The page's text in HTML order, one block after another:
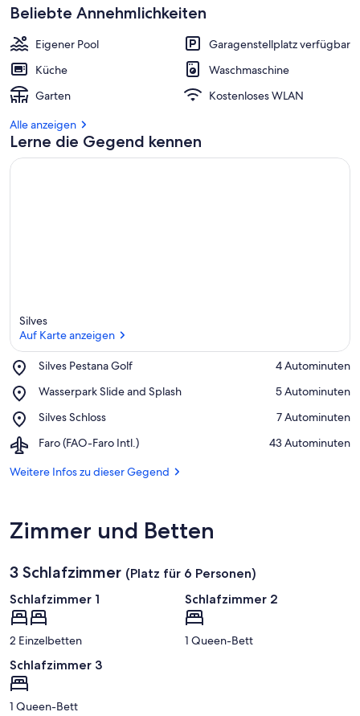
Beliebte Annehmlichkeiten
Eigener Pool
Garagenstellplatz verfügbar
Küche
Waschmaschine
Garten
Kostenloses WLAN
Alle anzeigen
Lerne die Gegend kennen
Silves
Auf Karte anzeigen
Silves Pestana Golf
Place,
Pestana
‪4 Autominuten‬
Wasserpark Slide and Splash
Place,
Slide
Splash
‪5 Autominuten‬
Silves Schloss
Place,
Schloss
‪7 Autominuten‬
Faro (FAO-Faro Intl.)
Airport,
(FAO-
‪43 Autominuten‬
Weitere Infos zu dieser Gegend
Zimmer und Betten
3 Schlafzimmer (Platz für 6 Personen)
Schlafzimmer 1
2 Einzelbetten
Schlafzimmer 2
1 Queen-Bett
Schlafzimmer 3
1 Queen-Bett